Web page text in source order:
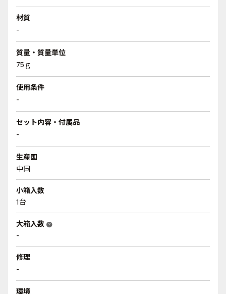
材質
-
質量・質量単位
75ｇ
使用条件
-
セット内容・付属品
-
生産国
中国
小箱入数
1台
大箱入数 help
-
修理
-
環境